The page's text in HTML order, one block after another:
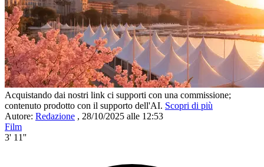
Acquistando dai nostri link ci supporti con una commissione;
contenuto prodotto con il supporto dell'AI. Scopri di più
Autore: Redazione , 28/10/2025 alle 12:53
Film
3' 11''